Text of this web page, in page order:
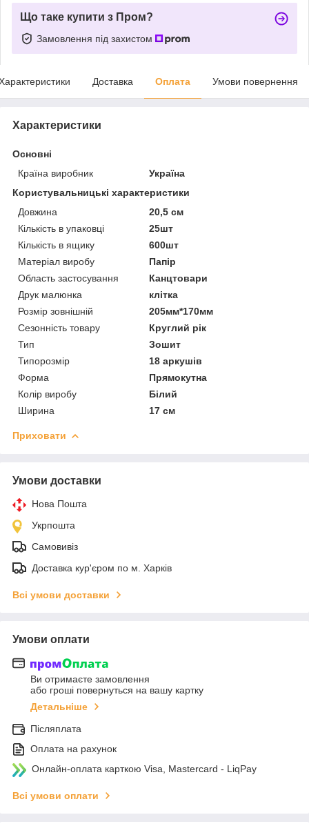
Що таке купити з Пром?
Замовлення під захистом
Доставка Оплата Умови повернення
Характеристики
Основні
Країна виробник
Україна
Користувальницькі характеристики
Довжина
20,5 см
Кількість в упаковці
25шт
Кількість в ящику
600шт
Матеріал виробу
Папір
Область застосування
Канцтовари
Друк малюнка
клітка
Розмір зовнішній
205мм*170мм
Сезонність товару
Круглий рік
Тип
Зошит
Типорозмір
18 аркушів
Форма
Прямокутна
Колір виробу
Білий
Ширина
17 см
Приховати
Умови доставки
Нова Пошта
Укрпошта
Самовивіз
Доставка кур'єром по м. Харків
Всі умови доставки
Умови оплати
Ви отримаєте замовлення
або гроші повернуться на вашу картку
Детальніше
Післяплата
Оплата на рахунок
Онлайн-оплата карткою Visa, Mastercard - LiqPay
Всі умови оплати